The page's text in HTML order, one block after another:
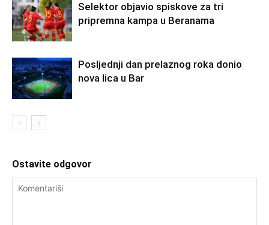
Selektor objavio spiskove za tri
pripremna kampa u Beranama
Posljednji dan prelaznog roka donio
nova lica u Bar
Ostavite odgovor